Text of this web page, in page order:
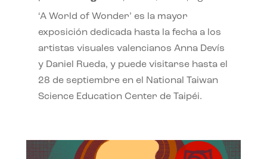
‘A World of Wonder’ es la mayor
exposición dedicada hasta la fecha a los
artistas visuales valencianos Anna Devís
y Daniel Rueda, y puede visitarse hasta el
28 de septiembre en el National Taiwan
Science Education Center de Taipéi.